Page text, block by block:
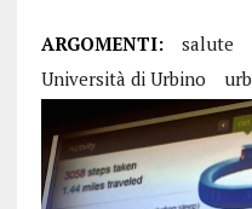
ARGOMENTI: salute
Università di Urbino